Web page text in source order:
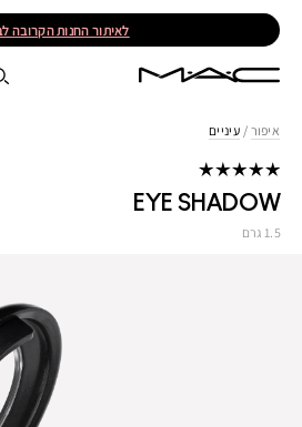
לאיתור החנות הקרובה
איפור / עיניים
EYE SHADOW
1.5 גרם